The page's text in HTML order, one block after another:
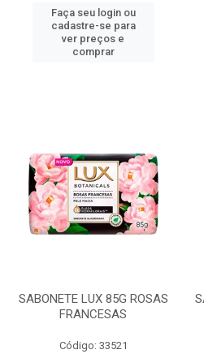
Faça seu login ou
cadastre-se para
ver preços e
comprar
SABONETE LUX 85G ROSAS
FRANCESAS
Código: 33521